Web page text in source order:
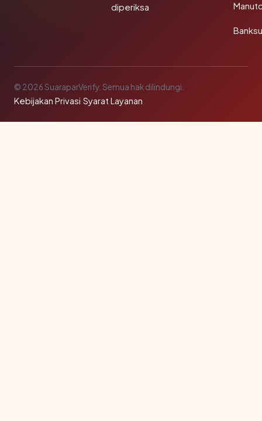
diperiksa
© 2026 SuaraparVerify. Semua hak dilindungi.
Kebijakan Privasi·Syarat Layanan